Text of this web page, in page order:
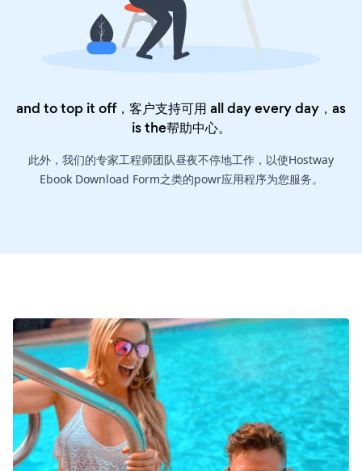
and to top it off，客户支持可用 all day every day，as
is the帮助中心。
此外，我们的专家工程师团队昼夜不停地工作，以使Hostway
Ebook Download Form之类的powr应用程序为您服务。